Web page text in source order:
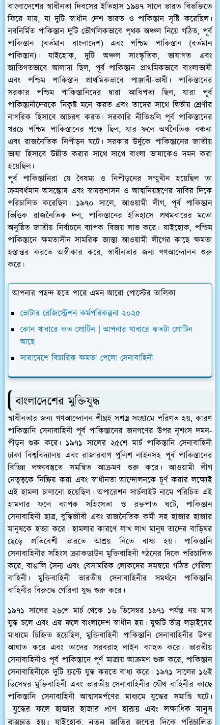
বাংলাদেশের স্বাধীনতা দিবসের ইতিহাস ১৯৪৭ সালে ভারত বিভক্তিতে
ফিরে যায়, যা দুটি স্বাধীন দেশ ভারত ও পাকিস্তান সৃষ্টি করেছিল।
নবনির্মিত পাকিস্তান দুটি ভৌগলিকভাবে পৃথক অঞ্চল নিয়ে গঠিত, পূর্ব
পাকিস্তান (বর্তমান বাংলাদেশ) এবং পশ্চিম পাকিস্তান (বর্তমান
পাকিস্তান)। যাইহোক, দুটি অঞ্চল সাংস্কৃতিক, ভাষাগত এবং
জাতিগতভাবে আলাদা ছিল, পূর্ব পাকিস্তান প্রাথমিকভাবে বাংলাভাষী
এবং পশ্চিম পাকিস্তান প্রাথমিকভাবে পাঞ্জাবী-ভাষী। পাকিস্তানের
সরকার পশ্চিম পাকিস্তানিদের দ্বারা আধিপত্য ছিল, যারা পূর্ব
পাকিস্তানীদেরকে নিকৃষ্ট মনে করত এবং তাদের সাথে দ্বিতীয় শ্রেণীর
নাগরিক হিসাবে আচরণ করত। সরকারি নীতিগুলি পূর্ব পাকিস্তানের
খরচে পশ্চিম পাকিস্তানের পক্ষে ছিল, যার ফলে অর্থনৈতিক বঞ্চনা
এবং রাজনৈতিক নিপীড়ন ঘটে। সরকার উর্দুকে পাকিস্তানের জাতীয়
ভাষা হিসাবে উন্নীত করার সাথে সাথে বাংলা ভাষাকেও দমন করা
হয়েছিল।
পূর্ব পাকিস্তানিরা যে বৈষম্য ও নিপীড়নের সম্মুখীন হয়েছিল তা
ক্রমবর্ধমান অসন্তোষ এবং স্বায়ত্তশাসন ও আত্মনিয়ন্ত্রণের দাবির দিকে
পরিচালিত করেছিল। ১৯৭০ সালে, আওয়ামী লীগ, পূর্ব পাকিস্তান
ভিত্তিক রাজনৈতিক দল, পাকিস্তানের ইতিহাসে প্রথমবারের মতো
অনুষ্ঠিত জাতীয় নির্বাচনে ব্যাপক বিজয় লাভ করে। যাইহোক, পশ্চিম
পাকিস্তানে ক্ষমতাসীন সামরিক জান্তা আওয়ামী লীগের কাছে ক্ষমতা
হস্তান্তর করতে অস্বীকার করে, স্বাধীনতার জন্য গণআন্দোলন শুরু
করে।
আপনার পছন্দ হতে পারে এমন আরো পোস্টের তালিকা
ভোটার রেজিস্ট্রেশন কর্মপরিকল্পনা ২০২৫
কোন খাবারে কত প্রোটিন | আপনার খাবারে কতটা প্রোটিন
আছে
সারাদেশে বিচারিক ক্ষমতা পেলো সেনাবাহিনী
বাংলাদেশের মুক্তিযুদ্ধ
স্বাধীনতার জন্য গণআন্দোলন শীঘ্রই সশস্ত্র সংগ্রামে পরিণত হয়, কারণ
পাকিস্তানি সেনাবাহিনী পূর্ব পাকিস্তানের জনগণের উপর নৃশংস দমন-
পীড়ন শুরু করে। ১৯৭১ সালের ২৫শে মার্চ পাকিস্তানি সেনাবাহিনী
ঢাকা বিশ্ববিদ্যালয় এবং রাজারবাগ পুলিশ লাইনসহ পূর্ব পাকিস্তানের
বিভিন্ন লক্ষ্যবস্তুতে সমন্বিত আক্রমণ শুরু করে। আওয়ামী লীগ
নেতৃত্বকে নিষ্ক্রিয় করা এবং স্বাধীনতা আন্দোলনকে চূর্ণ করার লক্ষ্যেই
এই হামলা চালানো হয়েছিল। অপারেশন সার্চলাইট নামে পরিচিত এই
হামলার ফলে ব্যাপক সহিংসতা ও রক্তপাত ঘটে, পাকিস্তান
সেনাবাহিনী ছাত্র, বুদ্ধিজীবী এবং রাজনৈতিক কর্মী সহ হাজার হাজার
মানুষকে হত্যা করে। হামলার কারণে লাখ লাখ মানুষ তাদের বাড়িঘর
ছেড়ে প্রতিবেশী ভারতে আশ্রয় নিতে বাধ্য হয়। পাকিস্তানি
সেনাবাহিনীর সহিংস ক্র্যাকডাউন মুক্তিবাহিনী গঠনের দিকে পরিচালিত
করে, বাঙালি সৈন্য এবং বেসামরিক লোকদের সমন্বয়ে গঠিত গেরিলা
বাহিনী। মুক্তিবাহিনী ভারতীয় সেনাবাহিনীর সমর্থনে পাকিস্তানি
বাহিনীর বিরুদ্ধে গেরিলা যুদ্ধ শুরু করে।
১৯৭১ সালের ২৬শে মার্চ থেকে ১৬ ডিসেম্বর ১৯৭১ পর্যন্ত নয় মাস
যুদ্ধ চলে এবং এর ফলে বাংলাদেশ স্বাধীন হয়। যুদ্ধটি তীব্র লড়াইয়ের
মাধ্যমে চিহ্নিত হয়েছিল, মুক্তিবাহিনী পাকিস্তানি সেনাবাহিনীর উপর
আঘাত করে এবং তাদের সরবরাহ লাইন ব্যাহত করে। ভারতীয়
সেনাবাহিনীও পূর্ব পাকিস্তানে পূর্ণ মাত্রায় আক্রমণ শুরু করে, পাকিস্তান
সেনাবাহিনীকে দুটি ফ্রন্টে যুদ্ধ করতে বাধ্য করে। ১৯৭১ সালের ১৬ই
ডিসেম্বর মুক্তিবাহিনী এবং ভারতীয় সেনাবাহিনীর যৌথ বাহিনীর কাছে
পাকিস্তানি সেনাবাহিনী আত্মসমর্পণের মাধ্যমে যুদ্ধের সমাপ্তি ঘটে।
যুদ্ধের ফলে হাজার হাজার প্রাণ হারায় এবং লক্ষাধিক মানুষ